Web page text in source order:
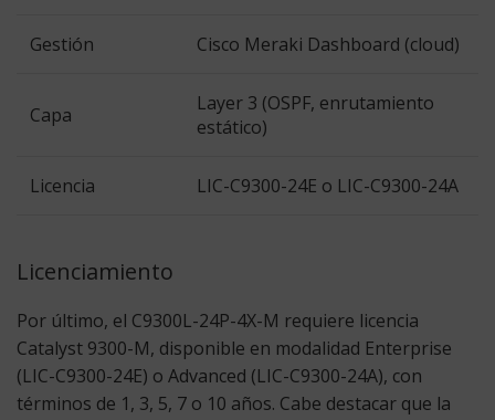
Gestión Cisco Meraki Dashboard (cloud)
Capa
Layer 3 (OSPF, enrutamiento
estático)
Licencia LIC-C9300-24E o LIC-C9300-24A
Licenciamiento
Por último, el C9300L-24P-4X-M requiere licencia
Catalyst 9300-M, disponible en modalidad Enterprise
(LIC-C9300-24E) o Advanced (LIC-C9300-24A), con
términos de 1, 3, 5, 7 o 10 años. Cabe destacar que la